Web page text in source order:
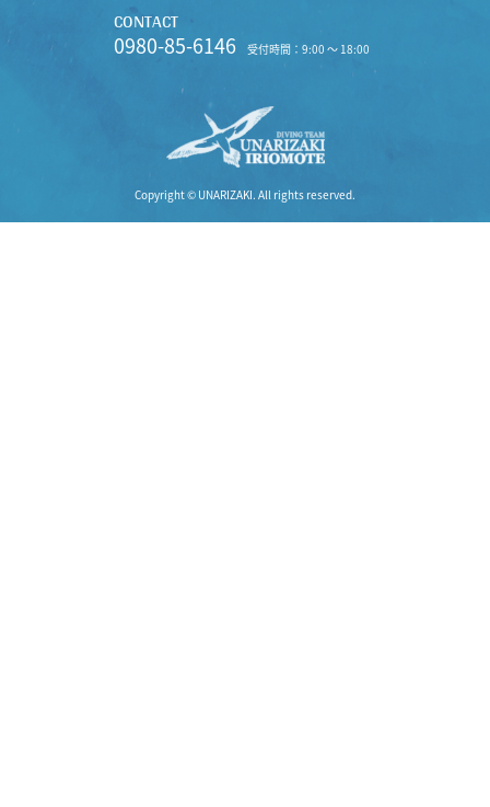
CONTACT
0980-85-6146 受付時間：9:00 〜 18:00
Copyright © UNARIZAKI. All rights reserved.